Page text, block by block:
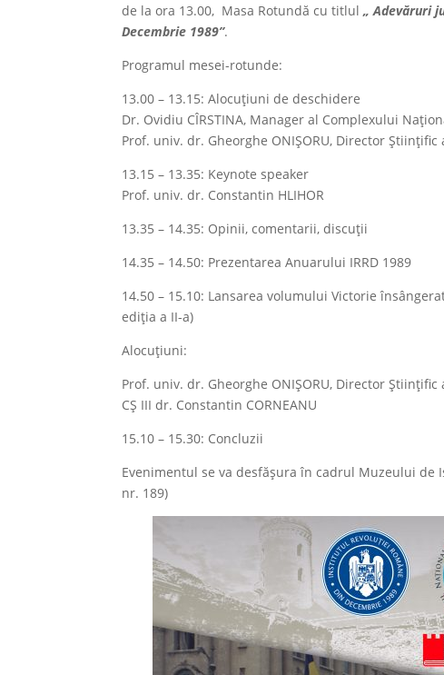
de la ora 13.00, Masa Rotundă cu titlul„ Adevăruri
Decembrie 1989”.
Programul mesei-rotunde:
13.00 – 13.15: Alocuțiuni de deschidere
Dr. Ovidiu CÎRSTINA, Manager al Complexului
Prof. univ. dr. Gheorghe ONIȘORU, Director
13.15 – 13.35: Keynote speaker
Prof. univ. dr. Constantin HLIHOR
13.35 – 14.35: Opinii, comentarii, discuții
14.35 – 14.50: Prezentarea Anuarului IRRD 1989
14.50 – 15.10: Lansarea volumului Victorie
ediția a II-a)
Alocuțiuni:
Prof. univ. dr. Gheorghe ONIȘORU, Director Științific
CȘ III dr. Constantin CORNEANU
15.10 – 15.30: Concluzii
Evenimentul se va desfășura în cadrul Muzeului de
nr. 189)